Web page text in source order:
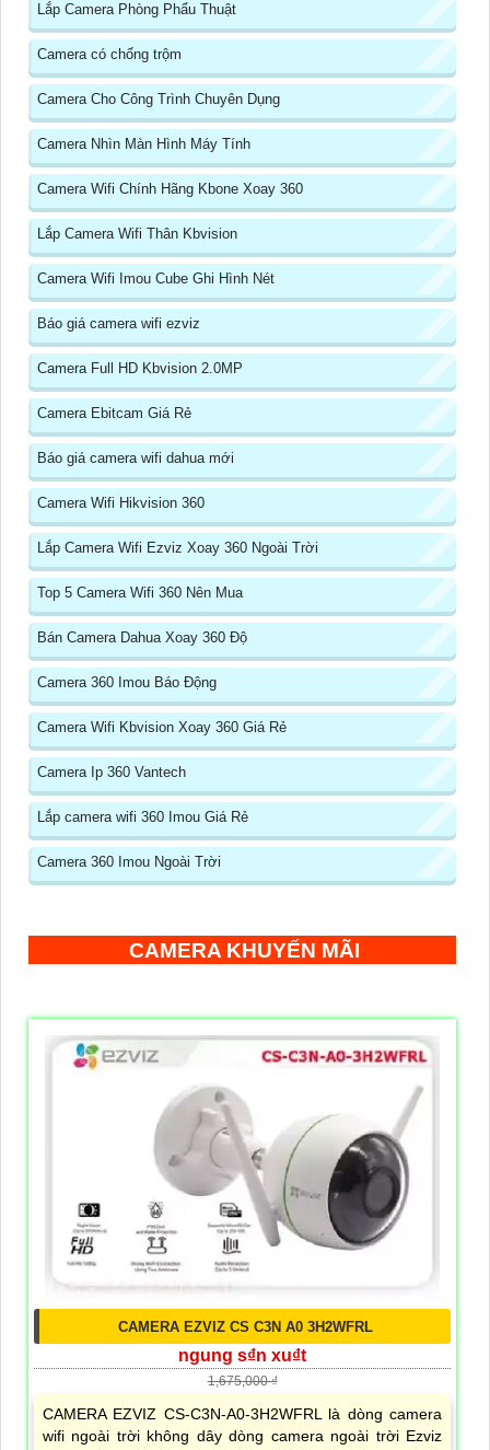
Lắp Camera Phòng Phẩu Thuật
Camera có chống trộm
Camera Cho Công Trình Chuyên Dụng
Camera Nhìn Màn Hình Máy Tính
Camera Wifi Chính Hãng Kbone Xoay 360
Lắp Camera Wifi Thân Kbvision
Camera Wifi Imou Cube Ghi Hình Nét
Báo giá camera wifi ezviz
Camera Full HD Kbvision 2.0MP
Camera Ebitcam Giá Rẻ
Báo giá camera wifi dahua mới
Camera Wifi Hikvision 360
Lắp Camera Wifi Ezviz Xoay 360 Ngoài Trời
Top 5 Camera Wifi 360 Nên Mua
Bán Camera Dahua Xoay 360 Độ
Camera 360 Imou Báo Động
Camera Wifi Kbvision Xoay 360 Giá Rẻ
Camera Ip 360 Vantech
Lắp camera wifi 360 Imou Giá Rẻ
Camera 360 Imou Ngoài Trời
CAMERA KHUYẾN MÃI
CAMERA EZVIZ CS C3N A0 3H2WFRL
ngung s₫n xu₫t
1,675,000 ₫
CAMERA EZVIZ CS-C3N-A0-3H2WFRL là dòng camera
wifi ngoài trời không dây dòng camera ngoài trời Ezviz